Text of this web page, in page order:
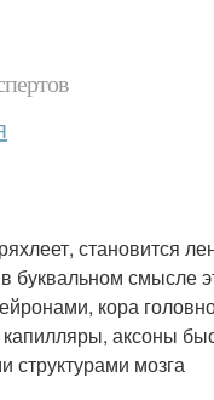
становится
буквальном смысле
кора
аксоны
мозга